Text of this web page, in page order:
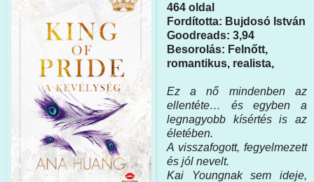
464 oldal
Fordította: Bujdosó István
Goodreads: 3,94
Besorolás: Felnőtt,
romantikus, realista,
Ez ​a nő mindenben az
ellentéte… és egyben a
legnagyobb kísértés is az
életében.
A visszafogott, fegyelmezett
és jól nevelt.
Kai Youngnak sem ideje,